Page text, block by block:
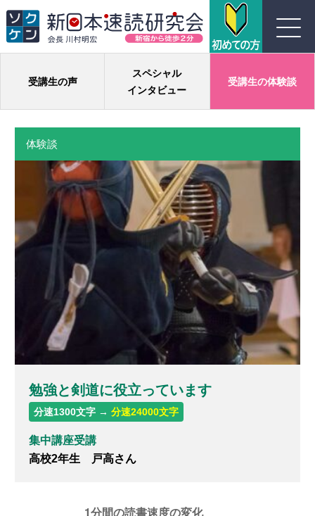
川村式ジョイント速読とは
コース紹介
よくある質問
実績
お問い合わせ
無料体験のお申し込み
ログイン
受講生の声
スペシャル
インタビュー
受講生の体験談
体験談
勉強と剣道に役立っています
分速1300文字 → 分速24000文字
集中講座受講
高校2年生 戸高さん